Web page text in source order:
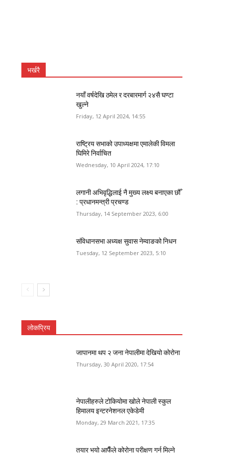
भर्खरै
नयाँ वर्षदेखि ठमेल र दरबारमार्ग २४सै घण्टा
खुल्ने
Friday, 12 April 2024, 14:55
राष्ट्रिय सभाको उपाध्यक्षमा एमालेकी विमला
घिमिरे निर्वाचित
Wednesday, 10 April 2024, 17:10
लगानी अभिवृद्धिलाई नै मुख्य लक्ष्य बनाएका छौँ
: प्रधानमन्त्री प्रचण्ड
Thursday, 14 September 2023, 6:00
संविधानसभा अध्यक्ष सुवास नेम्वाङको निधन
Tuesday, 12 September 2023, 5:10
लोकप्रिय
जापानमा थप २ जना नेपालीमा देखियो कोरोना
Thursday, 30 April 2020, 17:54
नेपालीहरुले टोकियोमा खोले नेपाली स्कुल
हिमालय इन्टरनेशनल एकेडेमी
Monday, 29 March 2021, 17:35
तयार भयो आफैँले कोरोना परीक्षण गर्न मिल्ने